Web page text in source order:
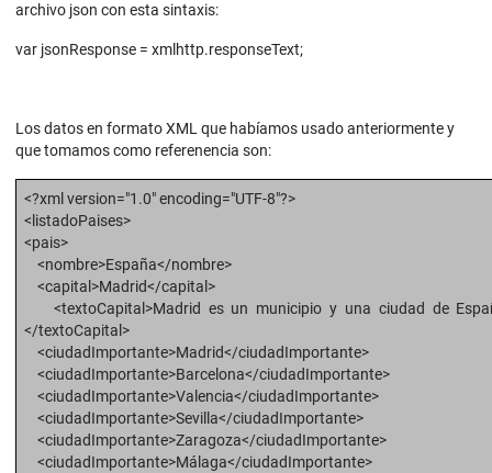
archivo json con esta sintaxis:
var jsonResponse = xmlhttp.responseText;
Los datos en formato XML que habíamos usado anteriormente y
que tomamos como referenencia son:
<?xml version="1.0" encoding="UTF-8"?>
<listadoPaises>
<pais>
<nombre>España</nombre>
<capital>Madrid</capital>
<textoCapital>Madrid es un municipio y una ciudad de
</textoCapital>
<ciudadImportante>Madrid</ciudadImportante>
<ciudadImportante>Barcelona</ciudadImportante>
<ciudadImportante>Valencia</ciudadImportante>
<ciudadImportante>Sevilla</ciudadImportante>
<ciudadImportante>Zaragoza</ciudadImportante>
<ciudadImportante>Málaga</ciudadImportante>